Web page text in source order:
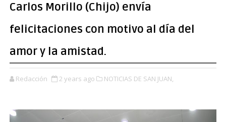
Carlos Morillo (Chijo) envía
felicitaciones con motivo al día del
amor y la amistad.
Redacción 2 years ago NOTICIAS DE SAN JUAN,